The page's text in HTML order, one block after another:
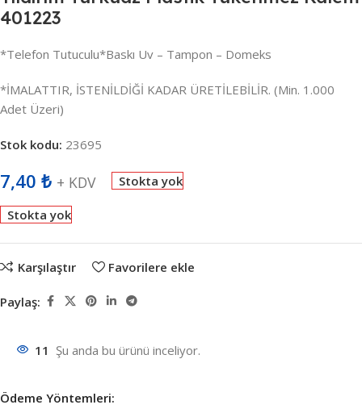
401223
*Telefon Tutuculu*Baskı Uv – Tampon – Domeks
*İMALATTIR, İSTENİLDİĞİ KADAR ÜRETİLEBİLİR. (Min. 1.000
Adet Üzeri)
Stok kodu: 23695
7,40 ₺ + KDV Stokta yok
Stokta yok
Karşılaştır Favorilere ekle
Paylaş:
11 Şu anda bu ürünü inceliyor.
Ödeme Yöntemleri: